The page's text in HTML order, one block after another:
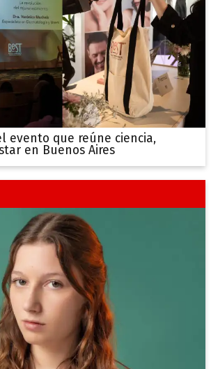
evento que reúne ciencia,
en Buenos Aires